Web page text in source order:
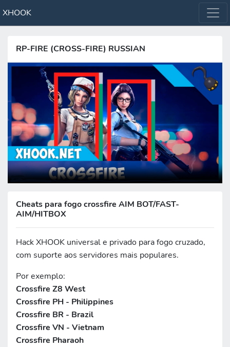
XHOOK
RP-FIRE (CROSS-FIRE) RUSSIAN
Cheats para fogo crossfire AIM BOT/FAST-
AIM/HITBOX
Hack XHOOK universal e privado para fogo cruzado,
com suporte aos servidores mais populares.
Por exemplo:
Crossfire Z8 West
Crossfire PH - Philippines
Crossfire BR - Brazil
Crossfire VN - Vietnam
Crossfire Pharaoh